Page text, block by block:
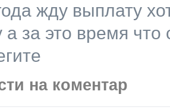
жду выплату
за это время
на коментар